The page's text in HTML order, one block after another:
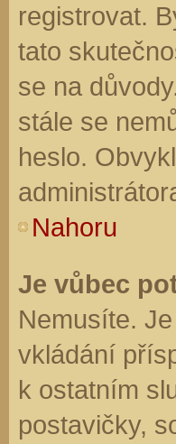
registrovat.
tato
se na
stále se
heslo.
Nahoru
Je vůbec
Nemusíte.
vkládání
k ostatním
postavičky,